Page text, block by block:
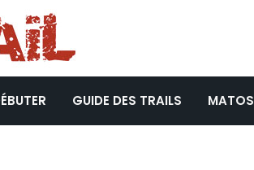
GUIDE DES TRAILS MATOS